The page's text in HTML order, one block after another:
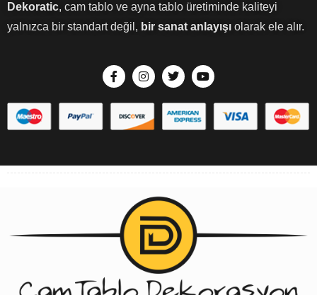
Dekoratic, cam tablo ve ayna tablo üretiminde kaliteyi
yalnızca bir standart değil, bir sanat anlayışı olarak ele alır.